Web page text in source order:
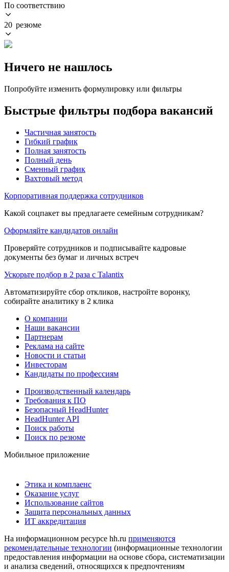
По соответствию
20 резюме
Ничего не нашлось
Попробуйте изменить формулировку или фильтры
Быстрые фильтры подбора вакансий
Частичная занятость
Гибкий график
Полная занятость
Полный день
Сменный график
Вахтовый метод
Корпоративная поддержка сотрудников
Какой соцпакет вы предлагаете семейным сотрудникам?
Оформляйте кандидатов онлайн
Проверяйте сотрудников и подписывайте кадровые
документы без бумаг и личных встреч
Ускорьте подбор в 2 раза с Talantix
Автоматизируйте сбор откликов, настройте воронку,
собирайте аналитику в 2 клика
О компании
Наши вакансии
Партнерам
Реклама на сайте
Новости и статьи
Инвесторам
Кандидаты по профессиям
Производственный календарь
Требования к ПО
Безопасный HeadHunter
HeadHunter API
Поиск работы
Поиск по резюме
Мобильное приложение
Этика и комплаенс
Оказание услуг
Использование сайтов
Защита персональных данных
ИТ аккредитация
На информационном ресурсе hh.ru применяются
рекомендательные технологии (информационные технологии
предоставления информации на основе сбора, систематизации
и анализа сведений, относящихся к предпочтениям